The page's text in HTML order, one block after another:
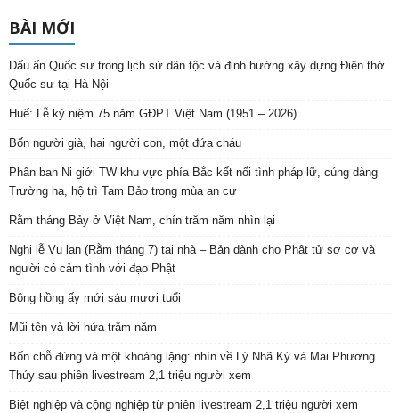
BÀI MỚI
Dấu ấn Quốc sư trong lịch sử dân tộc và định hướng xây dựng Điện thờ
Quốc sư tại Hà Nội
Huế: Lễ kỷ niệm 75 năm GĐPT Việt Nam (1951 – 2026)
Bốn người già, hai người con, một đứa cháu
Phân ban Ni giới TW khu vực phía Bắc kết nối tình pháp lữ, cúng dàng
Trường hạ, hộ trì Tam Bảo trong mùa an cư
Rằm tháng Bảy ở Việt Nam, chín trăm năm nhìn lại
Nghi lễ Vu lan (Rằm tháng 7) tại nhà – Bản dành cho Phật tử sơ cơ và
người có cảm tình với đạo Phật
Bông hồng ấy mới sáu mươi tuổi
Mũi tên và lời hứa trăm năm
Bốn chỗ đứng và một khoảng lặng: nhìn về Lý Nhã Kỳ và Mai Phương
Thúy sau phiên livestream 2,1 triệu người xem
Biệt nghiệp và cộng nghiệp từ phiên livestream 2,1 triệu người xem